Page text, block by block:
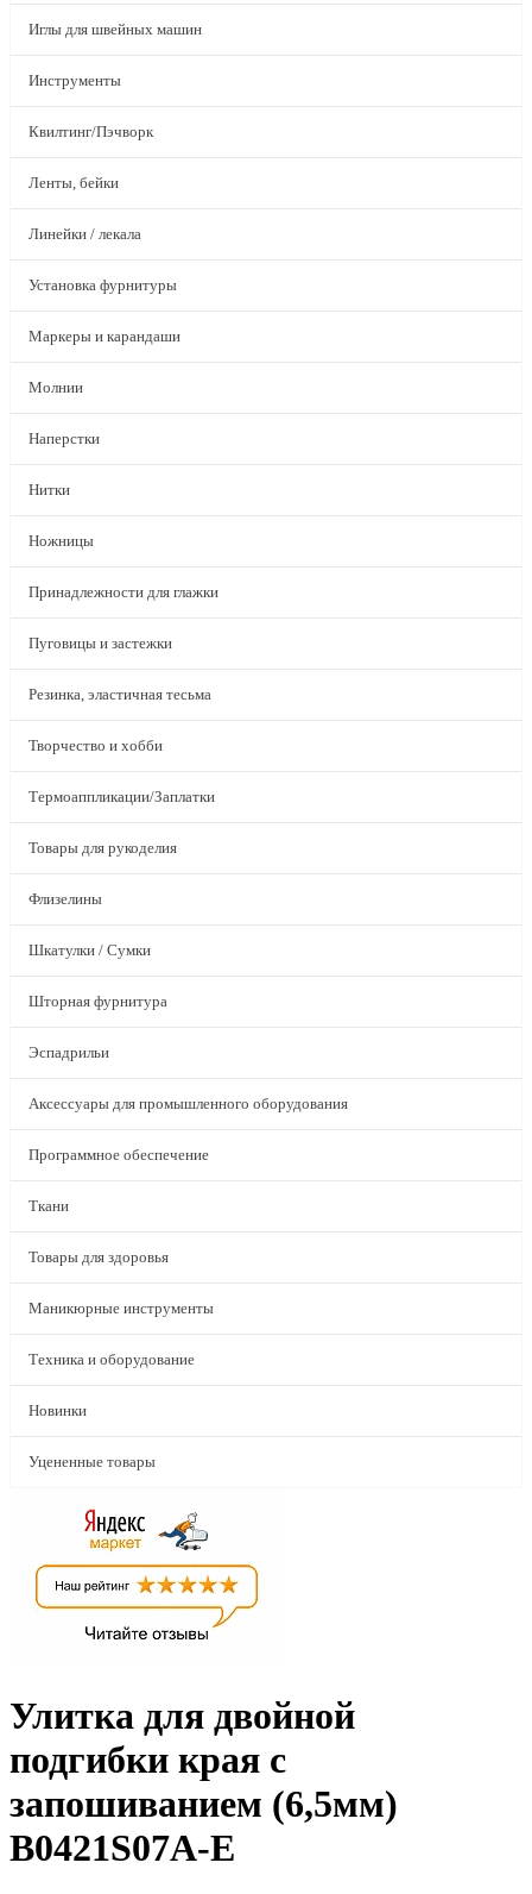
Иглы для швейных машин
Инструменты
Квилтинг/Пэчворк
Ленты, бейки
Линейки / лекала
Установка фурнитуры
Маркеры и карандаши
Молнии
Наперстки
Нитки
Ножницы
Принадлежности для глажки
Пуговицы и застежки
Резинка, эластичная тесьма
Творчество и хобби
Термоаппликации/Заплатки
Товары для рукоделия
Флизелины
Шкатулки / Сумки
Шторная фурнитура
Эспадрильи
Аксессуары для промышленного оборудования
Программное обеспечение
Ткани
Товары для здоровья
Маникюрные инструменты
Техника и оборудование
Новинки
Уцененные товары
Улитка для двойной
подгибки края с
запошиванием (6,5мм)
B0421S07A-E